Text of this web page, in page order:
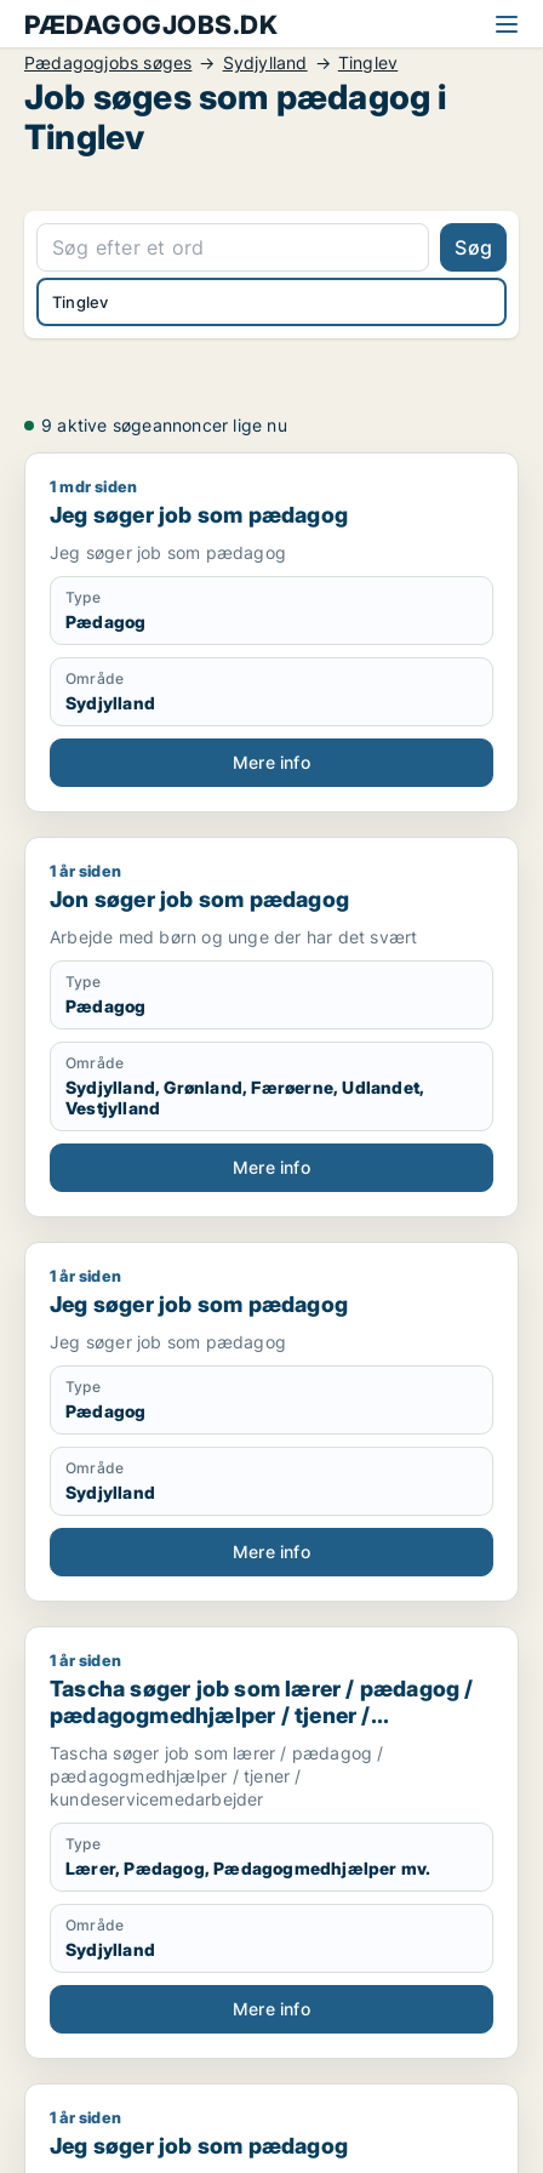
PÆDAGOGJOBS.DK
Pædagogjobs søges Sydjylland Tinglev
Job søges som pædagog i
Tinglev
Søg
Tinglev
9 aktive søgeannoncer lige nu
Jeg søger job som pædagog
1 mdr siden
Jeg søger job som pædagog
Jeg søger job som pædagog
Type
Pædagog
Område
Sydjylland
Mere info
Jon søger job som pædagog
1 år siden
Jon søger job som pædagog
Arbejde med børn og unge der har det svært
Type
Pædagog
Område
Sydjylland, Grønland, Færøerne, Udlandet,
Vestjylland
Mere info
Jeg søger job som pædagog
1 år siden
Jeg søger job som pædagog
Jeg søger job som pædagog
Type
Pædagog
Område
Sydjylland
Mere info
Tascha søger job som lærer / pædagog /
1 år siden
Tascha søger job som lærer / pædagog /
pædagogmedhjælper / tjener /
kundeservicemedarbejder
Tascha søger job som lærer / pædagog /
pædagogmedhjælper / tjener /
kundeservicemedarbejder
Type
Lærer, Pædagog, Pædagogmedhjælper mv.
Område
Sydjylland
Mere info
Jeg søger job som pædagog
1 år siden
Jeg søger job som pædagog